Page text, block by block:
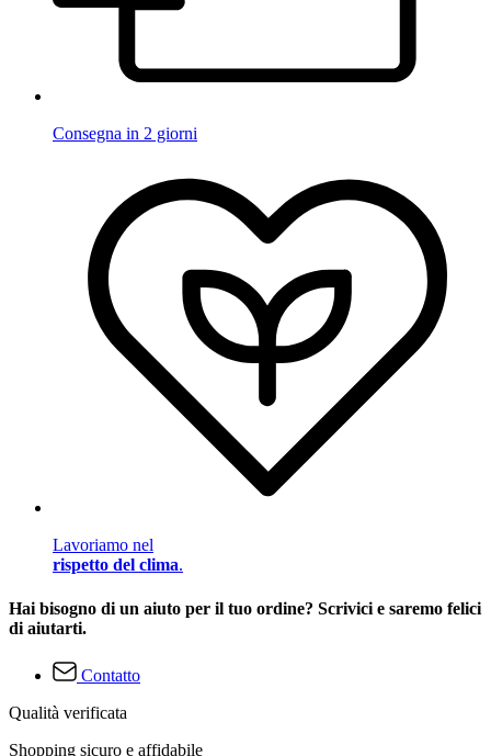
Consegna in 2 giorni
Lavoriamo nel
rispetto del clima.
Hai bisogno di un aiuto per il tuo ordine? Scrivici e saremo felici
di aiutarti.
Contatto
Qualità verificata
Shopping sicuro e affidabile